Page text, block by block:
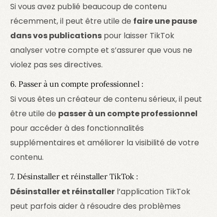
Si vous avez publié beaucoup de contenu
récemment, il peut être utile de faire une pause
dans vos publications pour laisser TikTok
analyser votre compte et s’assurer que vous ne
violez pas ses directives.
6. Passer à un compte professionnel :
Si vous êtes un créateur de contenu sérieux, il peut
être utile de passer à un compte professionnel
pour accéder à des fonctionnalités
supplémentaires et améliorer la visibilité de votre
contenu.
7. Désinstaller et réinstaller TikTok :
Désinstaller et réinstaller l’application TikTok
peut parfois aider à résoudre des problèmes